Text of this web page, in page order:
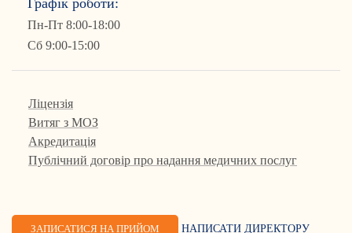
Графік роботи:
Пн-Пт 8:00-18:00
Сб 9:00-15:00
Ліцензія
Витяг з МОЗ
Акредитація
Публічний договір про надання медичних послуг
ЗАПИСАТИСЯ НА ПРИЙОМ НАПИСАТИ ДИРЕКТОРУ